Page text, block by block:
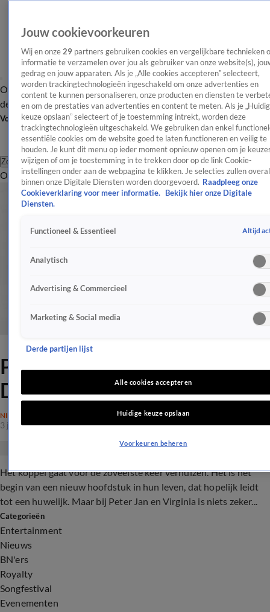
OverzichtAfleveringen Entertainment TV Algemeen
Tip
de redactieNieuwsbrief
Volg Shownieuws
Zoeken
OverzichtEntertainmentSpraakmakendRealityCrimeVideo's
Peter Jan &amp; Virginia:
Doen ze 't of doen ze 't niet?
NIEUWS
3 jan 2017, 07:30
Het koppel gaat voor de zoveelste keer verhuizen. Het is het
begin van een nieuw hoofdstuk in hun leven, dat hopelijk leidt
tot een huwelijk. Maar bij Peter Jan en Virginia is niets zeker...
Categorieën
Entertainment
Nieuws
BN'ers
Royalty
Songfestival
Evenementen
Jouw cookievoorkeuren
Wij en onze 29 partners gebruiken cookies en vergelijkbare technieken
informatie te verzamelen over jou als gebruiker van onze website(s),
gedrag en jouw apparaten. Als je „Alle cookies accepteren” selecteert,
worden trackingtechnologieën ingeschakeld om onze advertenties en
content te kunnen personaliseren, onze producten en diensten te
en om de prestaties van advertenties en content te meten. Als je
keuze opslaan” selecteert of je toestemming intrekt, worden deze
trackingtechnologieën uitgeschakeld. We gebruiken dan enkel
essentiële cookies om de website goed te laten functioneren en veilig te
houden. Je kunt dit menu op ieder moment opnieuw openen om je
wijzigen of om je toestemming in te trekken door op de link Cookie-
instellingen onder aan de webpagina te klikken. Je selecties zullen overal
binnen onze Digitale Diensten worden doorgevoerd. Raadpleeg onze
Cookieverklaring voor meer informatie.
Bekijk hier onze Digitale
Diensten.
Functioneel & Essentieel Altijd
Analytisch
Advertising & Commercieel
Marketing & Social media
Derde partijen lijst
Alle cookies accepteren
Huidige keuze opslaan
Voorkeuren beheren